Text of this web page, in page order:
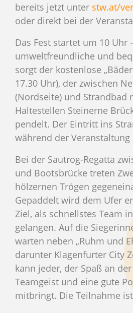
bereits jetzt unter stw.at/
oder direkt bei der
Das Fest startet um 10 Uhr
umweltfreundliche und
sorgt der kostenlose
17.30 Uhr), der zwischen
(Nordseite) und Strandbad
Haltestellen Steinerne
pendelt. Der Eintritt ins
während der Veranstaltung
Bei der Sautrog-Regatta
und Bootsbrücke treten
hölzernen Trögen
Gepaddelt wird dem Ufer
Ziel, als schnellstes Team
gelangen. Auf die
warten neben „Ruhm und
darunter Klagenfurter City
kann jeder, der Spaß an
Teamgeist und eine gute
mitbringt. Die Teilnahme